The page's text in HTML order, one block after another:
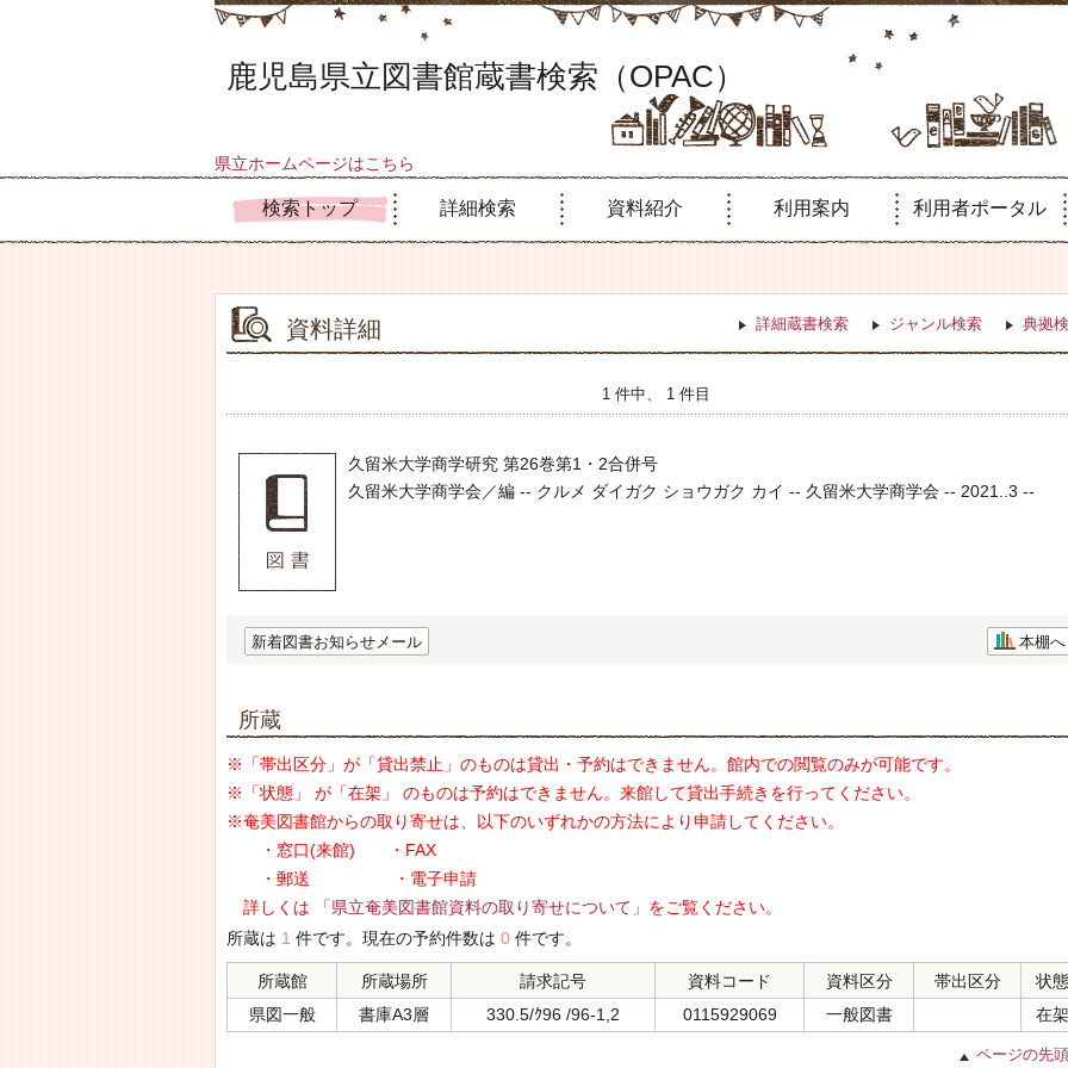
鹿児島県立図書館蔵書検索（OPAC）
県立ホームページはこちら
検索トップ 詳細検索 資料紹介 利用案内 利用者ポータル
資料詳細 詳細蔵書検索 ジャンル検索 典拠
1 件中、 1 件目
久留米大学商学研究 第26巻第1・2合併号
久留米大学商学会／編 -- クルメ ダイガク ショウガク カイ -- 久留米大学商学会 -- 2021..3 --
新着図書お知らせメール 本棚へ
所蔵
※「帯出区分」が「貸出禁止」のものは貸出・予約はできません。館内での閲覧のみが可能です。
※「状態」 が「在架」 のものは予約はできません。来館して貸出手続きを行ってください。
※奄美図書館からの取り寄せは、以下のいずれかの方法により申請してください。
・窓口(来館) ・FAX
・郵送 ・電子申請
詳しくは
「県立奄美図書館資料の取り寄せについて」 をご覧ください。
所蔵は 1 件です。現在の予約件数は 0 件です。
所蔵館 所蔵場所 請求記号 資料コード 資料区分 帯出区分
状態
県図一般
書庫A3層 330.5/ｸ96 /96-1,2 0115929069 一般図書 在架
ページの先